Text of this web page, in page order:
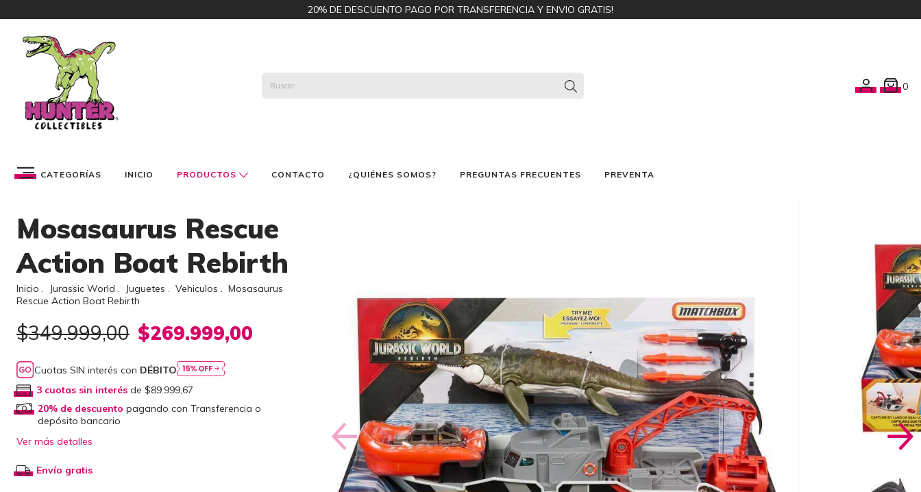
20% DE DESCUENTO PAGO POR TRANSFERENCIA Y ENVIO GRATIS!
0
CATEGORÍAS INICIO PRODUCTOS CONTACTO ¿QUIÉNES SOMOS? PREGUNTAS FRECUENTES PREVENTA
Mosasaurus Rescue
Action Boat Rebirth
Inicio . Jurassic World . Juguetes . Vehiculos . Mosasaurus
Rescue Action Boat Rebirth
$349.999,00 $269.999,00
Cuotas SIN interés con DÉBITO
3cuotas sin interésde $89.999,67
20% de descuento pagando con Transferencia o
depósito bancario
Ver más detalles
Envío gratis